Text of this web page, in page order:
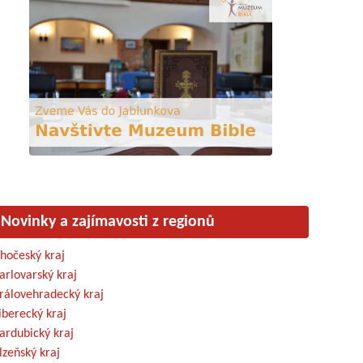
Novinky a zajímavosti z regionů
kraj
kraj
kraj
kraj
kraj
kraj